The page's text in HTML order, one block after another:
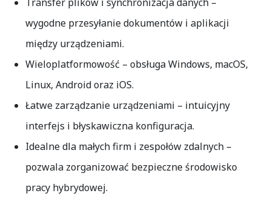
Transfer plików i synchronizacja danych–
wygodne przesyłanie dokumentów i aplikacji
między urządzeniami.
Wieloplatformowość – obsługa Windows, macOS,
Linux, Android oraz iOS.
Łatwe zarządzanie urządzeniami – intuicyjny
interfejs i błyskawiczna konfiguracja.
Idealne dla małych firm i zespołów zdalnych–
pozwala zorganizować bezpieczne środowisko
pracy hybrydowej.